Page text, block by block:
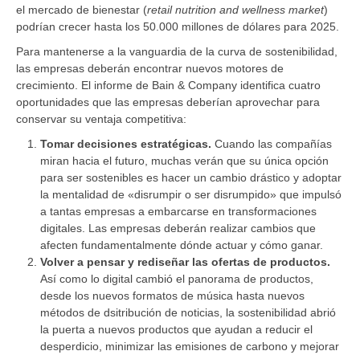
el mercado de bienestar (retail nutrition and wellness market)
podrían crecer hasta los 50.000 millones de dólares para 2025.
Para mantenerse a la vanguardia de la curva de sostenibilidad,
las empresas deberán encontrar nuevos motores de
crecimiento. El informe de Bain & Company identifica cuatro
oportunidades que las empresas deberían aprovechar para
conservar su ventaja competitiva:
Tomar decisiones estratégicas. Cuando las compañías
miran hacia el futuro, muchas verán que su única opción
para ser sostenibles es hacer un cambio drástico y adoptar
la mentalidad de «disrumpir o ser disrumpido» que impulsó
a tantas empresas a embarcarse en transformaciones
digitales. Las empresas deberán realizar cambios que
afecten fundamentalmente dónde actuar y cómo ganar.
Volver a pensar y rediseñar las ofertas de productos.
Así como lo digital cambió el panorama de productos,
desde los nuevos formatos de música hasta nuevos
métodos de dsitribución de noticias, la sostenibilidad abrió
la puerta a nuevos productos que ayudan a reducir el
desperdicio, minimizar las emisiones de carbono y mejorar